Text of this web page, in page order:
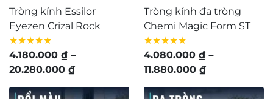
Tròng kính Essilor
Eyezen Crizal Rock
★★★★★
4.180.000 ₫ –
20.280.000 ₫Khoảng
Tròng kính đa tròng
Chemi Magic Form ST
★★★★★
4.080.000 ₫ –
11.880.000 ₫Khoảng